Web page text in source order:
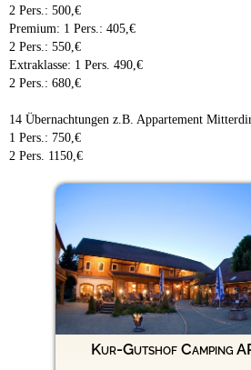
2 Pers.: 500,€
Premium: 1 Pers.: 405,€
2 Pers.: 550,€
Extraklasse: 1 Pers. 490,€
2 Pers.: 680,€
14 Übernachtungen z.B. Appartement
1 Pers.: 750,€
2 Pers. 1150,€
Kur-Gutshof Camping